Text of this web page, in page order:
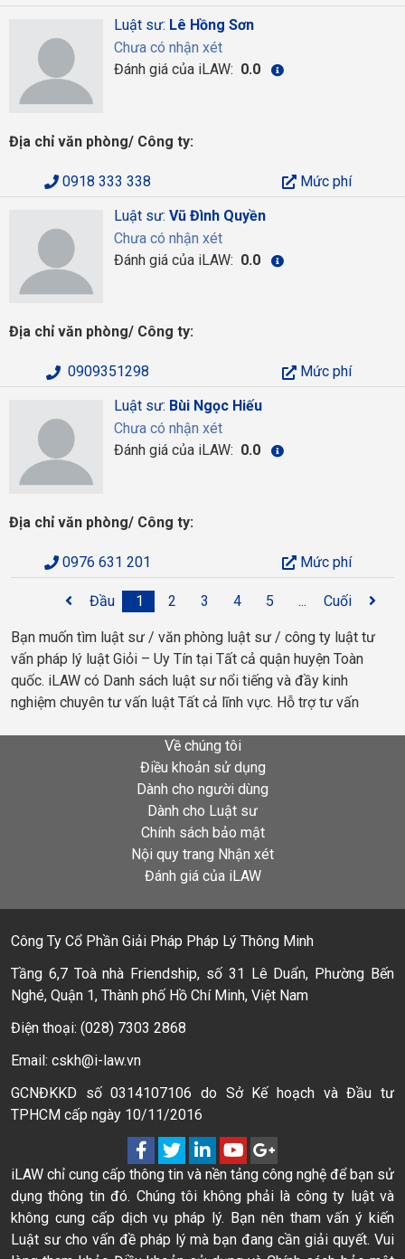
Luật sư: Lê Hồng Sơn
Chưa có nhận xét
Đánh giá của iLAW: 0.0
Địa chỉ văn phòng/ Công ty:
0918 333 338
Mức phí
Luật sư: Vũ Đình Quyền
Chưa có nhận xét
Đánh giá của iLAW: 0.0
Địa chỉ văn phòng/ Công ty:
0909351298
Mức phí
Luật sư: Bùi Ngọc Hiếu
Chưa có nhận xét
Đánh giá của iLAW: 0.0
Địa chỉ văn phòng/ Công ty:
0976 631 201 Mức phí
Đầu 1 2 3 4 5 ... Cuối
Bạn muốn tìm luật sư / văn phòng luật sư / công ty luật tư
vấn pháp lý luật Giỏi – Uy Tín tại Tất cả quận huyện Toàn
quốc. iLAW có Danh sách luật sư nổi tiếng và đầy kinh
nghiệm chuyên tư vấn luật Tất cả lĩnh vực. Hỗ trợ tư vấn
Về chúng tôi
Điều khoản sử dụng
Dành cho người dùng
Dành cho Luật sư
Chính sách bảo mật
Nội quy trang Nhận xét
Đánh giá của iLAW
Công Ty Cổ Phần Giải Pháp Pháp Lý Thông Minh
Tầng 6,7 Toà nhà Friendship, số 31 Lê Duẩn, Phường Bến
Nghé, Quận 1, Thành phố Hồ Chí Minh, Việt Nam
Điện thoại: (028) 7303 2868
Email: cskh@i-law.vn
GCNĐKKD số 0314107106 do Sở Kế hoạch và Đầu tư
TPHCM cấp ngày 10/11/2016
iLAW chỉ cung cấp thông tin và nền tảng công nghệ để bạn sử
dụng thông tin đó. Chúng tôi không phải là công ty luật và
không cung cấp dịch vụ pháp lý. Bạn nên tham vấn ý kiến
Luật sư cho vấn đề pháp lý mà bạn đang cần giải quyết. Vui